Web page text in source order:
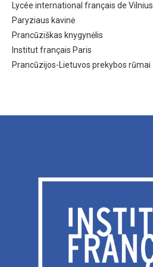
Lycée international français de Vilnius
Paryziaus kavinė
Prancūziškas knygynėlis
Institut français Paris
Prancūzijos-Lietuvos prekybos rūmai